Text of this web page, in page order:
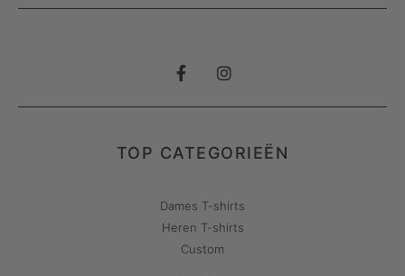
TOP CATEGORIEËN
Dames T-shirts
Heren T-shirts
Custom